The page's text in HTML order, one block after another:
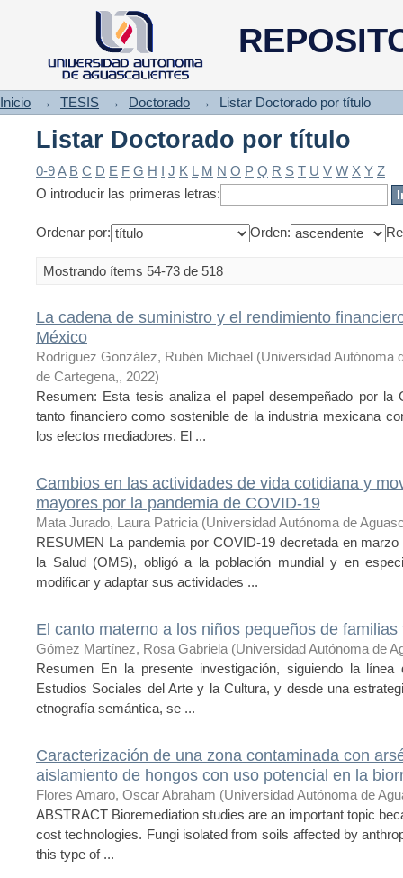
Listar Doctorado por título
Inicio → TESIS → Doctorado → Listar Doctorado por título
Listar Doctorado por título
0-9A B C D E F G H I J K L M N O P Q R S T U V W X Y Z
O introducir las primeras letras:
Ordenar por: Orden:
Mostrando ítems 54-73 de 518
La cadena de suministro y el rendimiento
México
Rodríguez González, Rubén Michael (Universidad Autónoma
de Cartegena,, 2022)
Resumen: Esta tesis analiza el papel desempeñado por la
tanto financiero como sostenible de la industria mexicana
los efectos mediadores. El ...
Cambios en las actividades de vida cotidiana y
mayores por la pandemia de COVID-19
Mata Jurado, Laura Patricia (Universidad Autónoma de
RESUMEN La pandemia por COVID-19 decretada en
la Salud (OMS), obligó a la población mundial y en
modificar y adaptar sus actividades ...
El canto materno a los niños pequeños de familias
Gómez Martínez, Rosa Gabriela (Universidad Autónoma de
Resumen En la presente investigación, siguiendo la
Estudios Sociales del Arte y la Cultura, y desde una
etnografía semántica, se ...
Caracterización de una zona contaminada con
aislamiento de hongos con uso potencial en la
Flores Amaro, Oscar Abraham (Universidad Autónoma de
ABSTRACT Bioremediation studies are an important topic
cost technologies. Fungi isolated from soils affected by
this type of ...